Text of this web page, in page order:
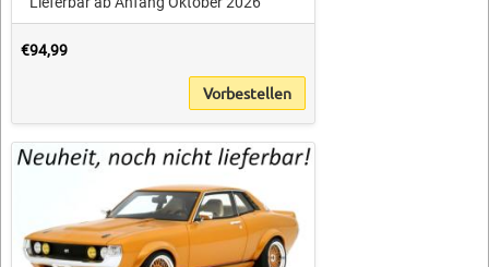
€94,99
Vorbestellen